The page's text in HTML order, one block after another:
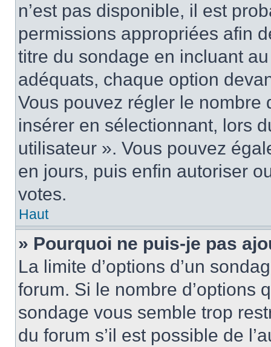
n’est pas disponible, il est
permissions appropriées afin
titre du sondage en incluant
adéquats, chaque option
Vous pouvez régler le nombre
insérer en sélectionnant, lors
utilisateur ». Vous pouvez
en jours, puis enfin autoriser
votes.
Haut
» Pourquoi ne puis-je pas
La limite d’options d’un
forum. Si le nombre d’options
sondage vous semble trop
du forum s’il est possible de